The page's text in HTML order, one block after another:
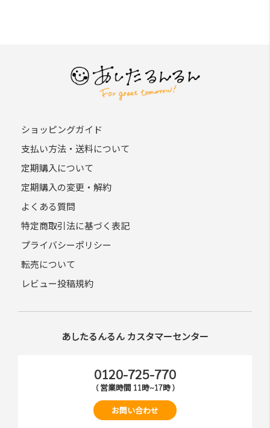
第3条（会員のみなさまへの通知）
本規約の変更のケース以外に当社が必要と判断した場合、
当社は、会員に対し随時必要な事項を通知します。
通知したものとみなします。
第4条（会員登録）
当サイトにおいてのご購入には会員登録が必要になりま
す。
※ログインには、会員登録時に入力したメールアドレスお
よびパスワードが必要になります。
第5条（個⼈情報）
当サイトを利⽤するにあたって、会員の住所、電話番号、
購⼊履歴などの⼤切な個⼈情報がネットサーバ上に登録さ
るものとし、法令などにより開⽰が求められる場合を除
き、開⽰しないものとします。
※チャートなど⼀個⼈が特定できない範囲で集計する場合
第6条（会員登録の拒否）
会員登録の申し込みを当社が受けた際、架空の⼈物を登録
した場合や、本⼈以外の第三者の会員登録をした場合、過
ショッピングガイド
支払い方法・送料について
定期購入について
定期購入の変更・解約
よくある質問
特定商取引法に基づく表記
プライバシーポリシー
転売について
レビュー投稿規約
あしたるんるん カスタマーセンター
0120-725-770
( 営業時間 11時~17時 )
お問い合わせ